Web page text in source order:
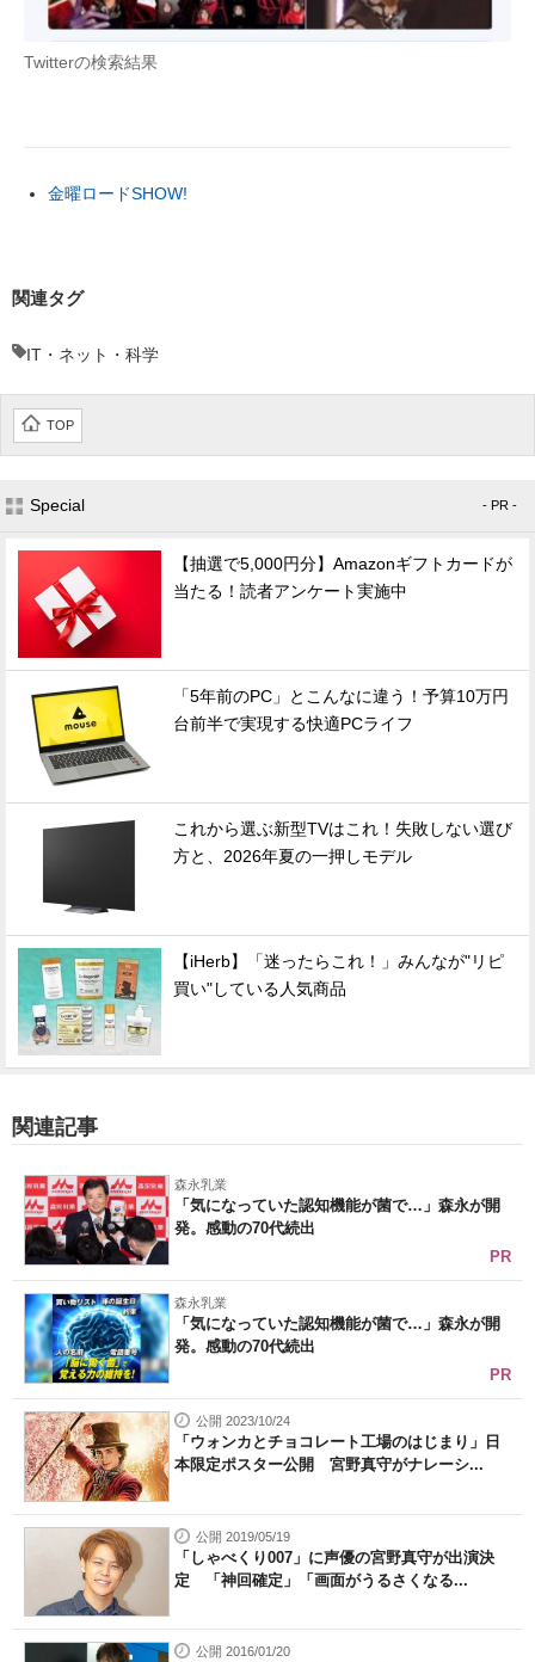
Twitterの検索結果
金曜ロードSHOW!
関連タグ
IT・ネット・科学
TOP
Special - PR -
【抽選で5,000円分】Amazonギフトカードが
当たる！読者アンケート実施中
「5年前のPC」とこんなに違う！予算10万円
台前半で実現する快適PCライフ
これから選ぶ新型TVはこれ！失敗しない選び
方と、2026年夏の一押しモデル
【iHerb】「迷ったらこれ！」みんなが"リピ
買い"している人気商品
関連記事
森永乳業
「気になっていた認知機能が菌で…」森永が開
発。感動の70代続出
PR
森永乳業
「気になっていた認知機能が菌で…」森永が開
発。感動の70代続出
PR
公開 2023/10/24
「ウォンカとチョコレート工場のはじまり」日
本限定ポスター公開 宮野真守がナレーシ...
公開 2019/05/19
「しゃべくり007」に声優の宮野真守が出演決
定 「神回確定」「画面がうるさくなる...
公開 2016/01/20